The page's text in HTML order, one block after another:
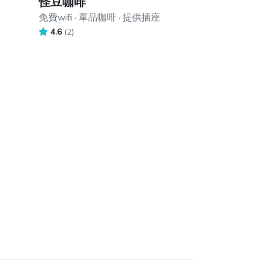
免費wifi · 單品咖啡 · 提供插座
4.6 (2)